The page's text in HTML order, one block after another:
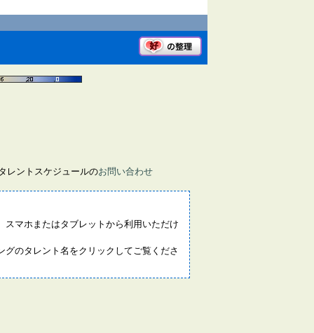
レントスケジュールのお問い合わせ
マホまたはタブレットから利用いただけ
グのタレント名をクリックしてご覧くださ